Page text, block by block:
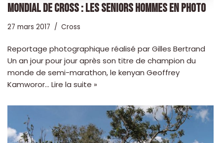
MONDIAL DE CROSS : LES SENIORS HOMMES EN PHOTO
27 mars 2017 Cross
Reportage photographique réalisé par Gilles Bertrand
Un an jour pour jour après son titre de champion du
monde de semi-marathon, le kenyan Geoffrey
Kamworor… Lire la suite »